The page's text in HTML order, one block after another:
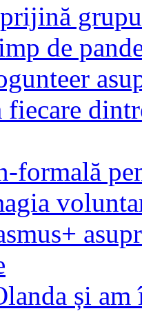
de
formală
și am